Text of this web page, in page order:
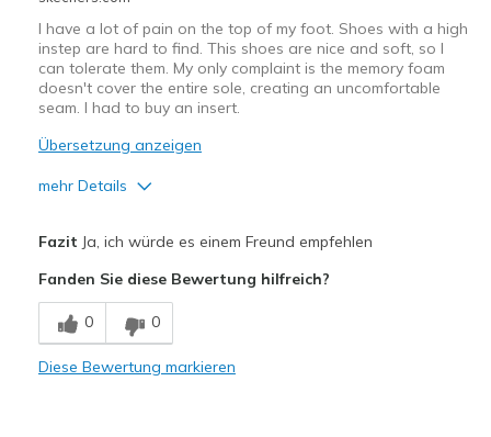
I have a lot of pain on the top of my foot. Shoes with a high
instep are hard to find. This shoes are nice and soft, so I
can tolerate them. My only complaint is the memory foam
doesn't cover the entire sole, creating an uncomfortable
seam. I had to buy an insert.
Übersetzung anzeigen
mehr Details
Very light
Nachteile
The memory foam has an uncomfortable seam.
Fazit Ja, ich würde es einem Freund empfehlen
Fanden Sie diese Bewertung hilfreich?
0 0
Diese Bewertung markieren